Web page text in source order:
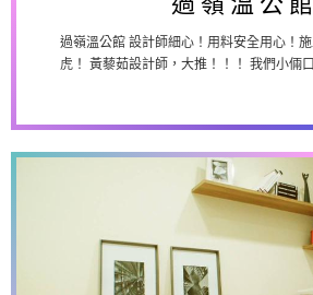
過嶺溫公館 設計師細心！用料安全用心！
虎！ 黃藜茹設計師，大推！！！ 我們小倆